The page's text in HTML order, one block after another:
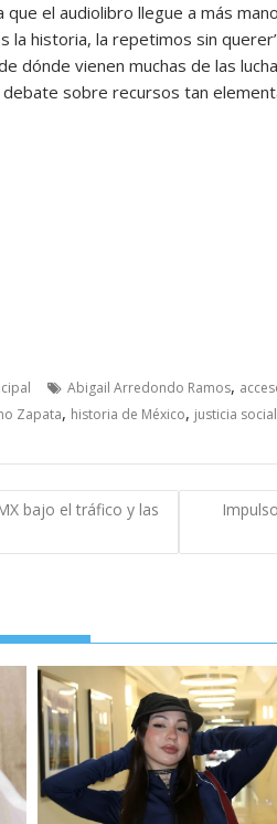
el audiolibro llegue a más
la historia, la repetimos sin
dónde vienen muchas de las
sobre recursos tan
Abigail Arredondo Ramos,
Zapata, historia de México, justicia social
bajo el tráfico y las